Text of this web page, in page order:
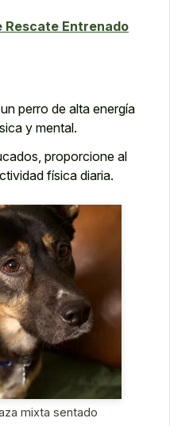
Rescate Entrenado
perro de alta energía
y mental.
proporcione al
física diaria.
mixta sentado